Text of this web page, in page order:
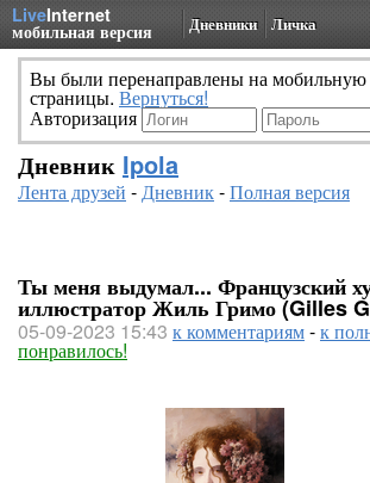
LiveInternet
мобильная версия Дневники Личка
Вы были перенаправлены на
страницы. Вернуться!
Авторизация
Дневник Ipola
Лента друзей -Дневник-Полная версия
Ты меня выдумал... Французский
иллюстратор Жиль Гримо (Gilles
05-09-2023 15:43 к комментариям-к
понравилось!